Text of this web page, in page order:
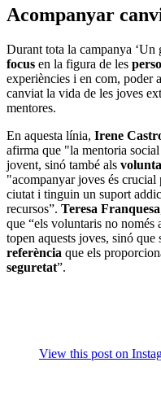
Acompanyar
Durant tota la campanya ‘Un
focus en la figura de les
experiències i en com, poder
canviat la vida de les joves
mentores.
En aquesta línia, Irene
afirma que "la mentoria
jovent, sinó també als
"acompanyar joves és crucial
ciutat i tinguin un suport
recursos”. Teresa Franquesa
que “els voluntaris no només
topen aquests joves, sinó
referència que els
seguretat”.
View this post on